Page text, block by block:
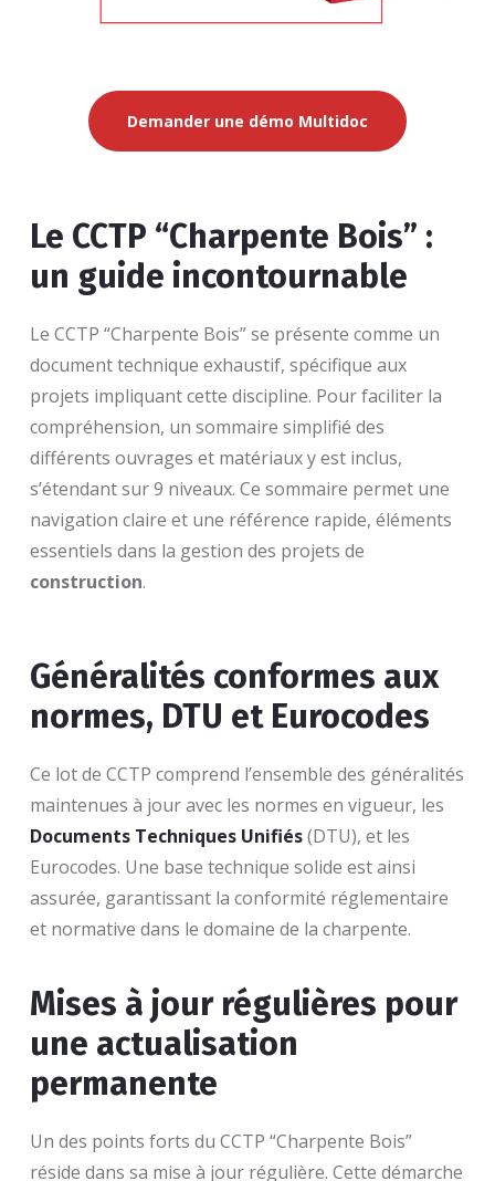
Demander une démo Multidoc
Le CCTP “Charpente Bois” :
un guide incontournable
Le CCTP “Charpente Bois” se présente comme un
document technique exhaustif, spécifique aux
projets impliquant cette discipline. Pour faciliter la
compréhension, un sommaire simplifié des
différents ouvrages et matériaux y est inclus,
s’étendant sur 9 niveaux. Ce sommaire permet une
navigation claire et une référence rapide, éléments
essentiels dans la gestion des projets de
construction.
Généralités conformes aux
normes, DTU et Eurocodes
Ce lot de CCTP comprend l’ensemble des généralités
maintenues à jour avec les normes en vigueur, les
Documents Techniques Unifiés(DTU), et les
Eurocodes. Une base technique solide est ainsi
assurée, garantissant la conformité réglementaire
et normative dans le domaine de la charpente.
Mises à jour régulières pour
une actualisation
permanente
Un des points forts du CCTP “Charpente Bois”
réside dans sa mise à jour régulière. Cette démarche